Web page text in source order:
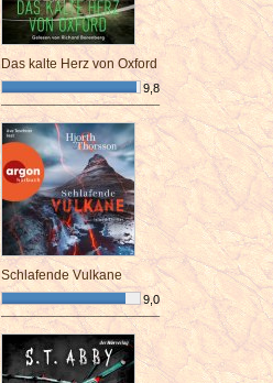
Das kalte Herz von Oxford
9,8
¯¯¯¯¯¯¯¯¯¯¯¯¯¯¯¯¯¯¯¯¯¯¯¯
Schlafende Vulkane
9,0
¯¯¯¯¯¯¯¯¯¯¯¯¯¯¯¯¯¯¯¯¯¯¯¯